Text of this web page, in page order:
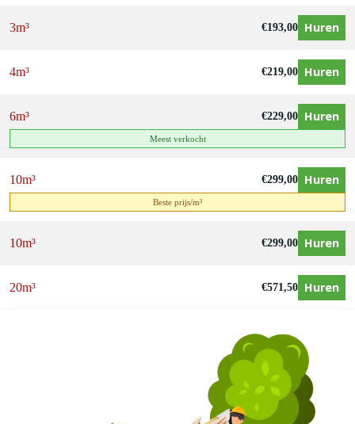
3m³ €193,00 Huren
4m³ €219,00 Huren
6m³ €229,00 Huren
Meest verkocht
10m³ €299,00 Huren
Beste prijs/m³
10m³ €299,00 Huren
20m³ €571,50 Huren